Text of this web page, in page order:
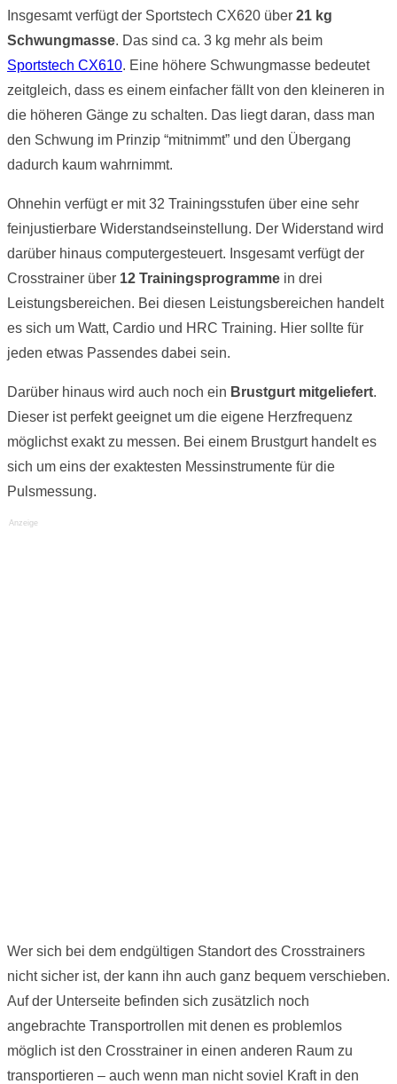
Insgesamt verfügt der Sportstech CX620 über 21 kg
Schwungmasse. Das sind ca. 3 kg mehr als beim
Sportstech CX610. Eine höhere Schwungmasse bedeutet
zeitgleich, dass es einem einfacher fällt von den kleineren in
die höheren Gänge zu schalten. Das liegt daran, dass man
den Schwung im Prinzip “mitnimmt” und den Übergang
dadurch kaum wahrnimmt.
Ohnehin verfügt er mit 32 Trainingsstufen über eine sehr
feinjustierbare Widerstandseinstellung. Der Widerstand wird
darüber hinaus computergesteuert. Insgesamt verfügt der
Crosstrainer über 12 Trainingsprogramme in drei
Leistungsbereichen. Bei diesen Leistungsbereichen handelt
es sich um Watt, Cardio und HRC Training. Hier sollte für
jeden etwas Passendes dabei sein.
Darüber hinaus wird auch noch ein Brustgurt mitgeliefert.
Dieser ist perfekt geeignet um die eigene Herzfrequenz
möglichst exakt zu messen. Bei einem Brustgurt handelt es
sich um eins der exaktesten Messinstrumente für die
Pulsmessung.
Anzeige
Wer sich bei dem endgültigen Standort des Crosstrainers
nicht sicher ist, der kann ihn auch ganz bequem verschieben.
Auf der Unterseite befinden sich zusätzlich noch
angebrachte Transportrollen mit denen es problemlos
möglich ist den Crosstrainer in einen anderen Raum zu
transportieren – auch wenn man nicht soviel Kraft in den